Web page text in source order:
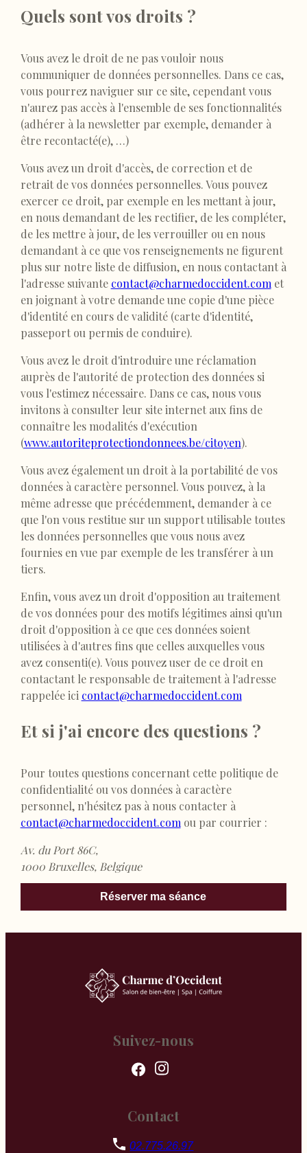
Quels sont vos droits ?
Vous avez le droit de ne pas vouloir nous
communiquer de données personnelles. Dans ce cas,
vous pourrez naviguer sur ce site, cependant vous
n'aurez pas accès à l'ensemble de ses fonctionnalités
(adhérer à la newsletter par exemple, demander à
être recontacté(e), …)
Vous avez un droit d'accès, de correction et de
retrait de vos données personnelles. Vous pouvez
exercer ce droit, par exemple en les mettant à jour,
en nous demandant de les rectifier, de les compléter,
de les mettre à jour, de les verrouiller ou en nous
demandant à ce que vos renseignements ne figurent
plus sur notre liste de diffusion, en nous contactant à
l'adresse suivante contact@charmedoccident.com et
en joignant à votre demande une copie d'une pièce
d'identité en cours de validité (carte d'identité,
passeport ou permis de conduire).
Vous avez le droit d'introduire une réclamation
auprès de l'autorité de protection des données si
vous l'estimez nécessaire. Dans ce cas, nous vous
invitons à consulter leur site internet aux fins de
connaître les modalités d'exécution
(www.autoriteprotectiondonnees.be/citoyen).
Vous avez également un droit à la portabilité de vos
données à caractère personnel. Vous pouvez, à la
même adresse que précédemment, demander à ce
que l'on vous restitue sur un support utilisable toutes
les données personnelles que vous nous avez
fournies en vue par exemple de les transférer à un
tiers.
Enfin, vous avez un droit d'opposition au traitement
de vos données pour des motifs légitimes ainsi qu'un
droit d'opposition à ce que ces données soient
utilisées à d'autres fins que celles auxquelles vous
avez consenti(e). Vous pouvez user de ce droit en
contactant le responsable de traitement à l'adresse
rappelée ici contact@charmedoccident.com
Et si j'ai encore des questions ?
Pour toutes questions concernant cette politique de
confidentialité ou vos données à caractère
personnel, n'hésitez pas à nous contacter à
contact@charmedoccident.com ou par courrier :
Av. du Port 86C,
1000 Bruxelles, Belgique
Réserver ma séance
Suivez-nous
Contact
02.775.26.97